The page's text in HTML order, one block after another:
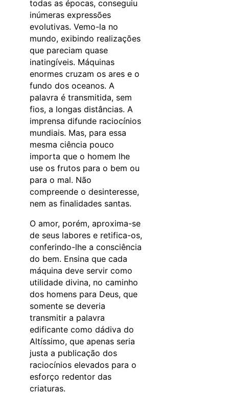
todas as épocas, conseguiu
inúmeras expressões
evolutivas. Vemo-la no
mundo, exibindo realizações
que pareciam quase
inatingíveis. Máquinas
enormes cruzam os ares e o
fundo dos oceanos. A
palavra é transmitida, sem
fios, a longas distâncias. A
imprensa difunde raciocínios
mundiais. Mas, para essa
mesma ciência pouco
importa que o homem lhe
use os frutos para o bem ou
para o mal. Não
compreende o desinteresse,
nem as finalidades santas.
O amor, porém, aproxima-se
de seus labores e retifica-os,
conferindo-lhe a consciência
do bem. Ensina que cada
máquina deve servir como
utilidade divina, no caminho
dos homens para Deus, que
somente se deveria
transmitir a palavra
edificante como dádiva do
Altíssimo, que apenas seria
justa a publicação dos
raciocínios elevados para o
esforço redentor das
criaturas.